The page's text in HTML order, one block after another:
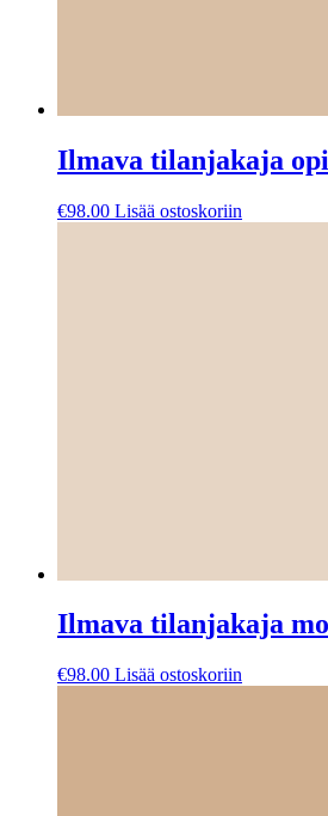
Ilmava tilanjakaja
€98.00 Lisää ostoskoriin
Ilmava tilanjakaja
€98.00 Lisää ostoskoriin